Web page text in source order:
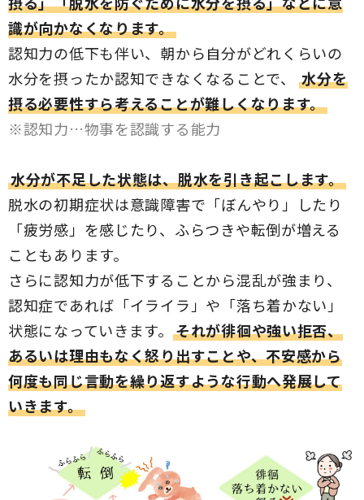
識が向かなくなります。
認知力の低下も伴い、朝から自分がどれくらいの
水分を摂ったか認知できなくなることで、水分を
摂る必要性すら考えることが難しくなります。
※認知力…物事を認識する能力
水分が不足した状態は、脱水を引き起こします。
脱水の初期症状は意識障害で「ぼんやり」したり
「疲労感」を感じたり、ふらつきや転倒が増える
こともあります。
さらに認知力が低下することから混乱が強まり、
認知症であれば「イライラ」や「落ち着かない」
状態になっていきます。 それが徘徊や強い拒否、
あるいは理由もなく怒り出すことや、不安感から
何度も同じ言動を繰り返すような行動へ発展して
いきます。